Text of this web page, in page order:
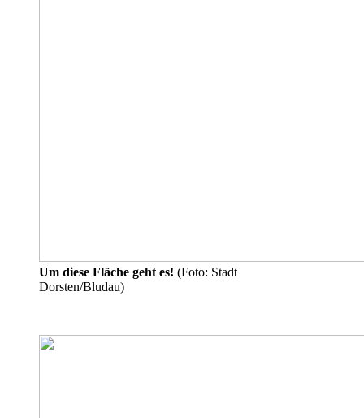
Um diese Fläche geht es! (Foto: Stadt
Dorsten/Bludau)